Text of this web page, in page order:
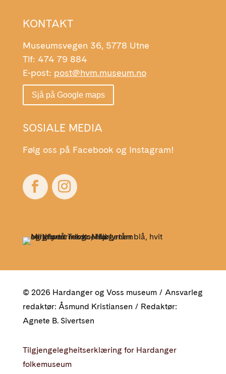
KONTAKT
Museumsvegen 36, 5778 Utne
Tlf: 474 79 884
E-post: post@hvm.museum.no
Sjå på Google maps
SOSIALE MEDIA
Følg oss på Facebook og Instagram!
© 2026 Hardanger og Voss museum / Ansvarleg
redaktør: Åsmund Kristiansen / Redaktør:
Agnete B. Sivertsen
Tilgjengelegheitserklæring for Hardanger
folkemuseum